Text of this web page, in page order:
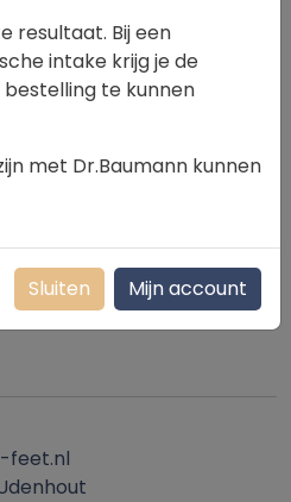
feet.nl
resultaat. Bij een
intake krijg je de
te kunnen
met Dr.Baumann kunnen
Sluiten Mijn account